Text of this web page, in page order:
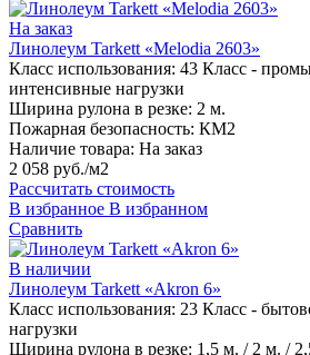
На заказ
Линолеум Tarkett «Melodia 2603»
Класс использования: 43 Класс -
интенсивные нагрузки
Ширина рулона в резке: 2 м.
Пожарная безопасность: КМ2
Наличие товара: На заказ
2 058 руб./м2
Рассчитать стоимость
В избранное В избранном
Сравнить
В наличии
Линолеум Tarkett «Akron 6»
Класс использования: 23 Класс -
нагрузки
Ширина рулона в резке: 1,5 м. / 2 м. /